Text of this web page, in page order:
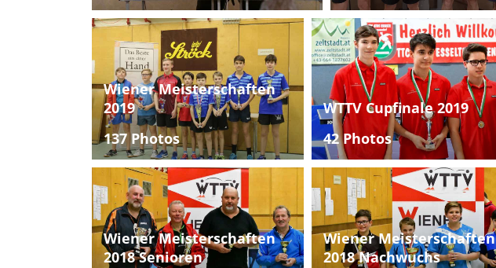
Wiener Meisterschaften
2019
137 Photos
WTTV Cupfinale 2019
42 Photos
Wiener Meisterschaften
2018 Senioren
Wiener Meisterschaften
2018 Nachwuchs